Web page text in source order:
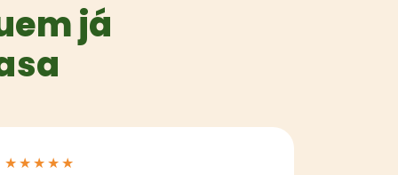
já
★★★★★